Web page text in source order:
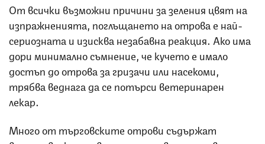
От всички възможни причини за зеления цвят на
изпражненията, поглъщането на отрова е най-
сериозната и изисква незабавна реакция. Ако има
дори минимално съмнение, че кучето е имало
достъп до отрова за гризачи или насекоми,
трябва веднага да се потърси ветеринарен
лекар.
Много от търговските отрови съдържат